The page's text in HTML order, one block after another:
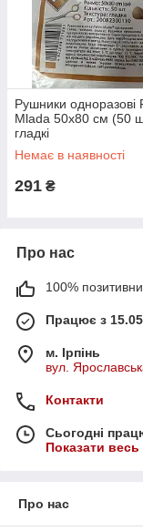
Рушники одноразові
Mlada 50х80 см (50
гладкі
Немає в наявності
291 ₴
Про нас
100%
Працює з
м. Ірпінь
вул.
Контакти
Сьогодні
Показати
Про нас